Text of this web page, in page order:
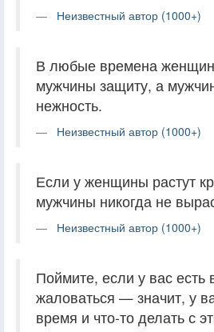
Неизвестный автор (1000+)
В любые времена
мужчины защиту, а
нежность.
Неизвестный автор (1000+)
Если у женщины растут
мужчины никогда не
Неизвестный автор (1000+)
Поймите, если у вас есть
жаловаться — значит, у
время и что-то делать с